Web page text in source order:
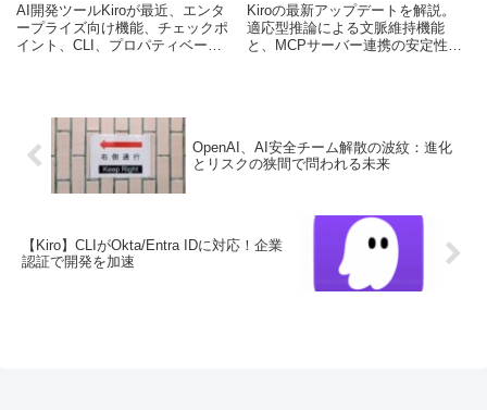
AI開発ツールKiroが最近、エンタ
ープライズ向け機能、チェックポ
イント、CLI、プロパティベース
Kiroの最新アップデートを解説。
適応型推論による文脈維持機能
と、MCPサーバー連携の安定性向
OpenAI、AI安全チーム解散の波紋：進化
とリスクの狭間で問われる未来
【Kiro】CLIがOkta/Entra IDに対応！企業
認証で開発を加速